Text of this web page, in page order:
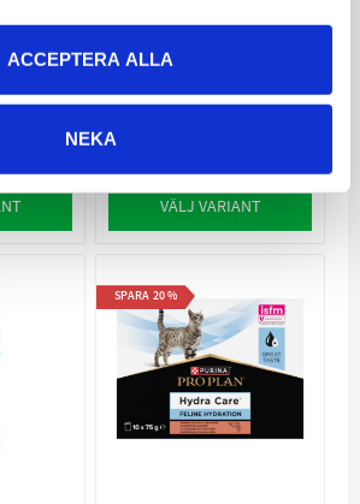
ACCEPTERA ALLA
NEKA
hundar vid
återhämtning
154
VÄLJ VARIANT
SPARA 20%